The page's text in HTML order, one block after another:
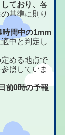
ており、各
基準に則り
時間中の1mm
中と判定し
める地点で
照していま
前0時の予報